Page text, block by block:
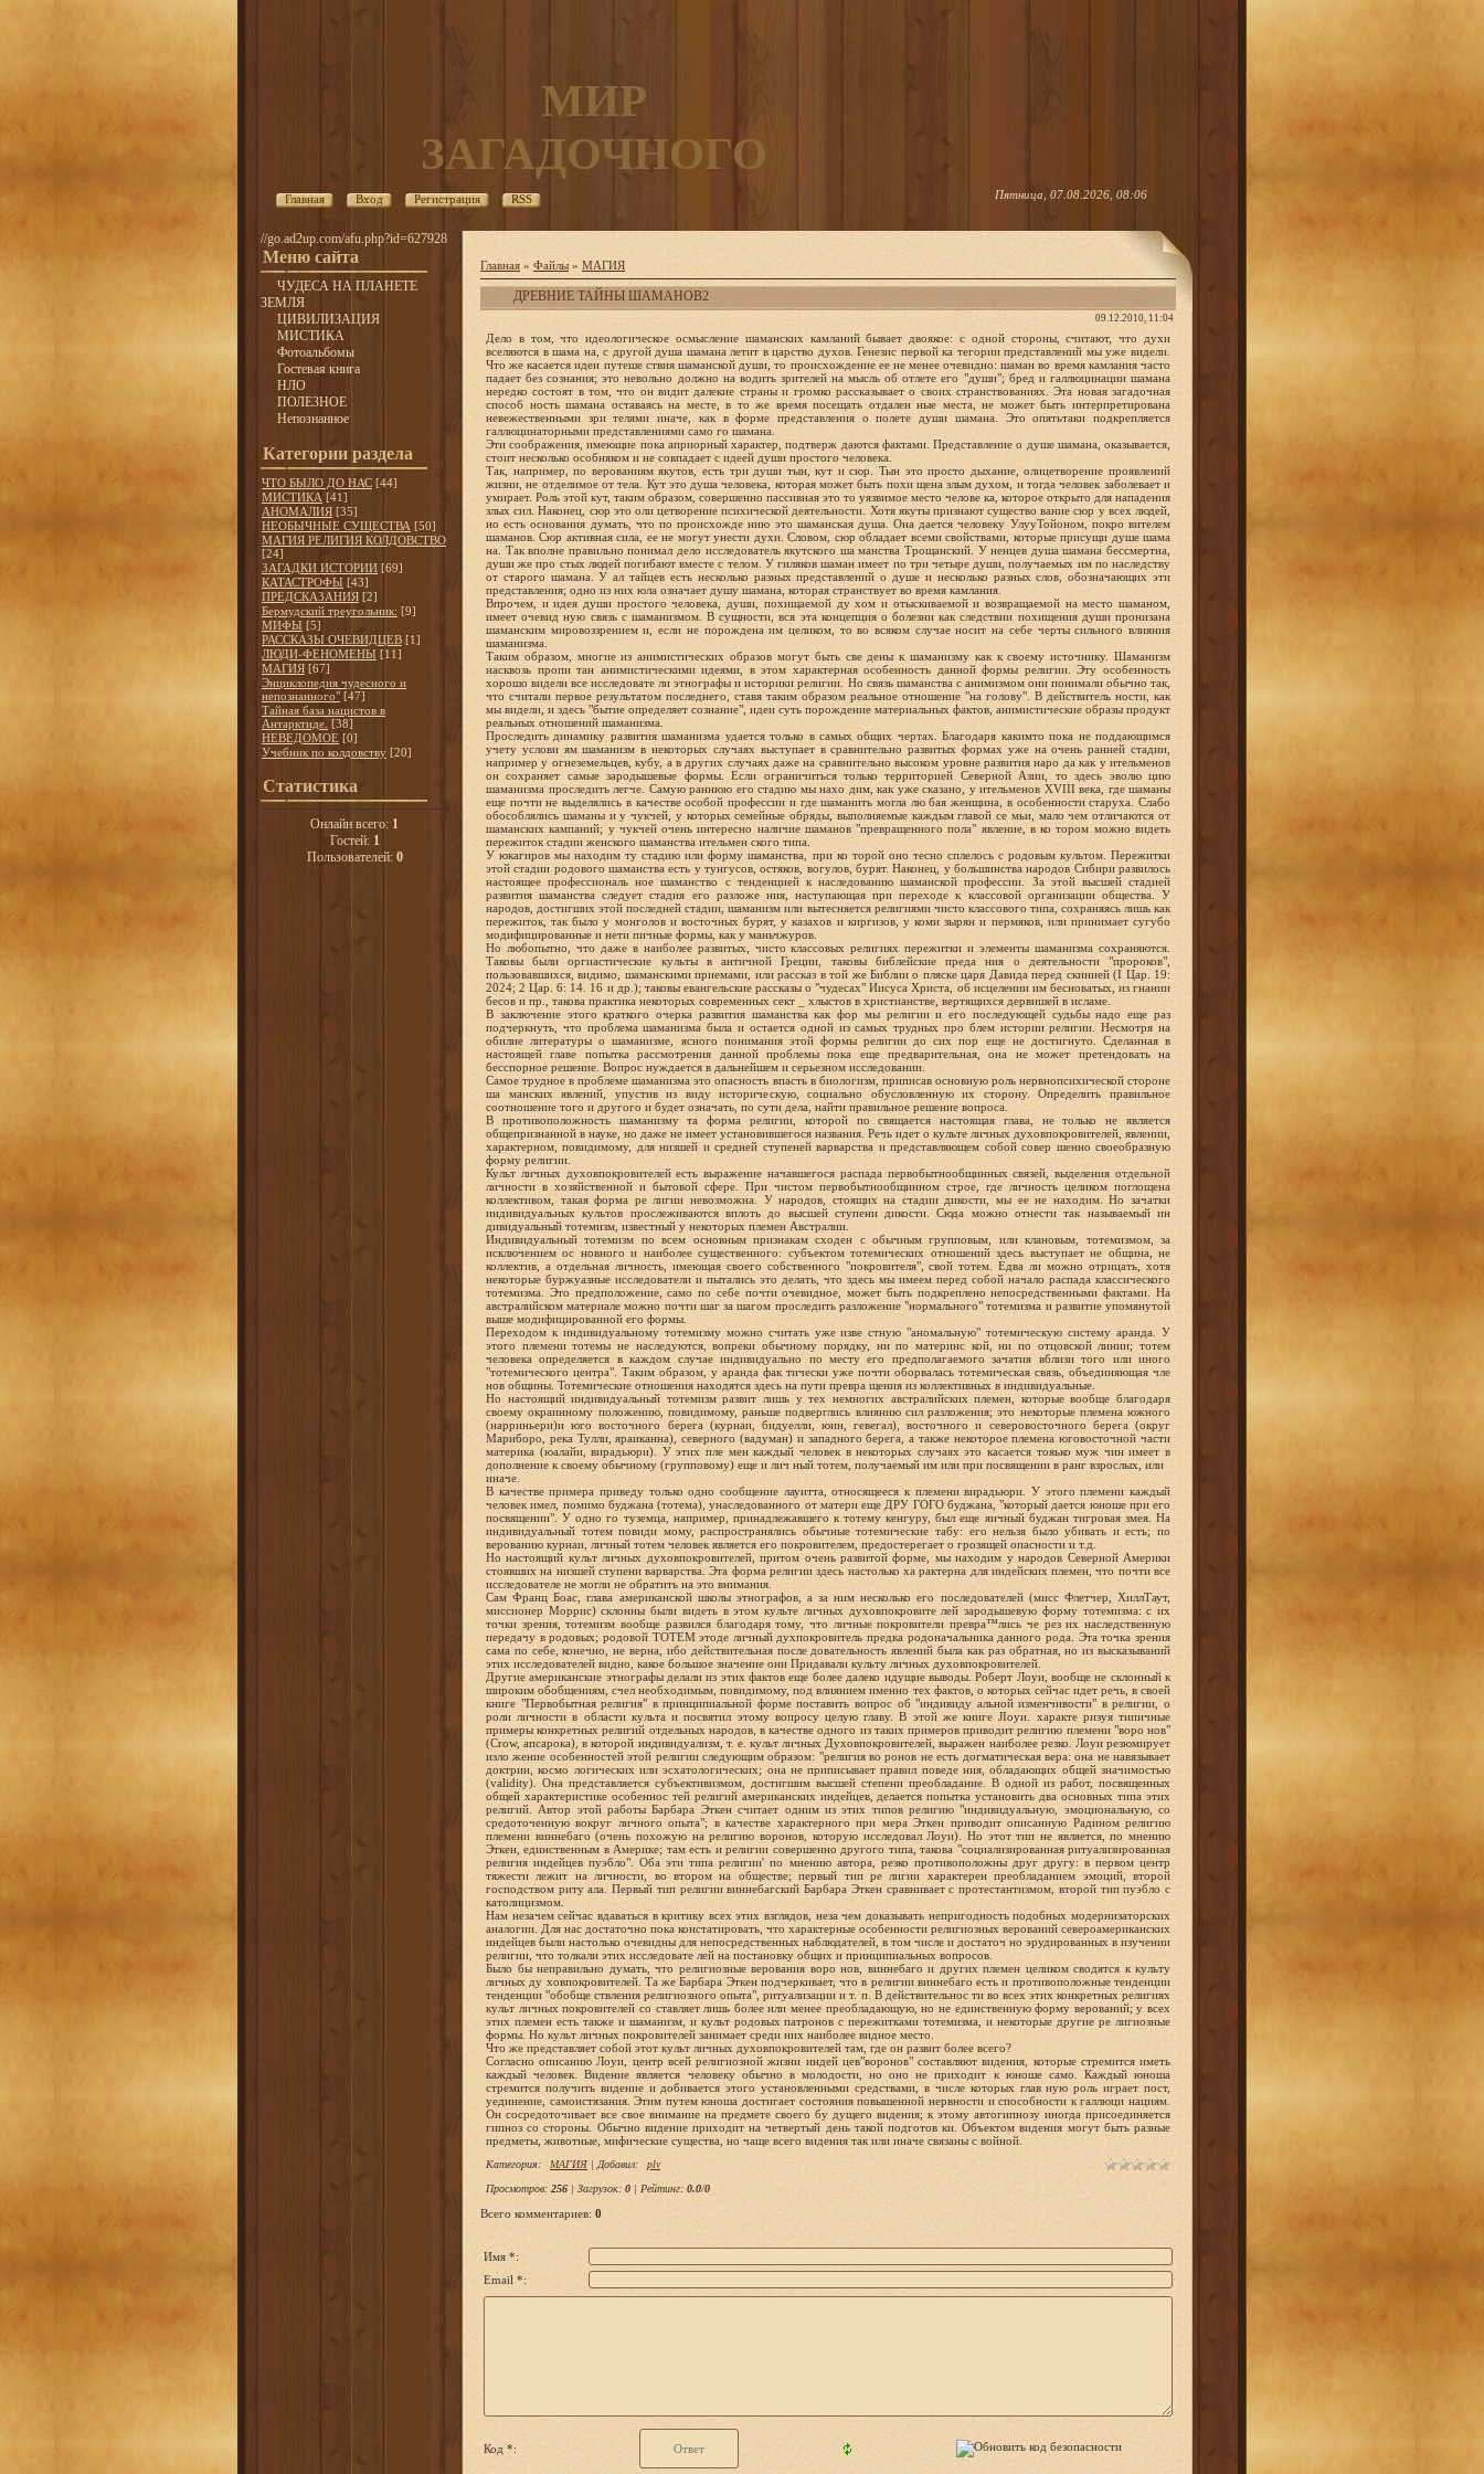
МИР
ЗАГАДОЧНОГО
Главная Вход Регистрация RSS Пятница, 07.08.2026, 08:06
//go.ad2up.com/afu.php?id=627928
Меню сайта
ЧУДЕСА НА ПЛАНЕТЕ
ЗЕМЛЯ
ЦИВИЛИЗАЦИЯ
МИСТИКА
Фотоальбомы
Гостевая книга
НЛО
ПОЛЕЗНОЕ
Непознанное
Категории раздела
ЧТО БЫЛО ДО НАС [44]
МИСТИКА [41]
АНОМАЛИЯ [35]
НЕОБЫЧНЫЕ СУЩЕСТВА [50]
МАГИЯ РЕЛИГИЯ КОЛДОВСТВО
[24]
ЗАГАДКИ ИСТОРИИ [69]
КАТАСТРОФЫ [43]
ПРЕДСКАЗАНИЯ [2]
Бермудский треугольник: [9]
МИФЫ [5]
РАССКАЗЫ ОЧЕВИДЦЕВ [1]
ЛЮДИ-ФЕНОМЕНЫ [11]
МАГИЯ [67]
Энциклопедия чудесного и
непознанного" [47]
Тайная база нацистов в
Антарктиде. [38]
НЕВЕДОМОЕ [0]
Учебник по колдовству [20]
Статистика
Онлайн всего: 1
Гостей: 1
Пользователей: 0
Главная » Файлы » МАГИЯ
ДРЕВНИЕ ТАЙНЫ ШАМАНОВ2
09.12.2010, 11:04
Дело в том, что идеологическое осмысление шаманских камланий бывает двоякое: с одной стороны, считают, что духи
вселяются в шама на, с другой душа шамана летит в царство духов. Генезис первой ка тегории представлений мы уже видели.
Что же касается идеи путеше ствия шаманской души, то происхождение ее не менее очевидно: шаман во время камлания часто
падает без сознания; это невольно должно на водить зрителей на мысль об отлете его "души"; бред и галлюцинации шамана
нередко состоят в том, что он видит далекие страны и громко рассказывает о своих странствованиях. Эта новая загадочная
способ ность шамана оставаясь на месте, в то же время посещать отдален ные места, не может быть интерпретирована
невежественными зри телями иначе, как в форме представления о полете души шамана. Это опятьтаки подкрепляется
галлюцинаторными представлениями само го шамана.
Эти соображения, имеющие пока априорный характер, подтверж даются фактами. Представление о душе шамана, оказывается,
стоит несколько особняком и не совпадает с идеей души простого человека.
Так, например, по верованиям якутов, есть три души тын, кут и сюр. Тын это просто дыхание, олицетворение проявлений
жизни, не отделимое от тела. Кут это душа человека, которая может быть похи щена злым духом, и тогда человек заболевает и
умирает. Роль этой кут, таким образом, совершенно пассивная это то уязвимое место челове ка, которое открыто для нападения
злых сил. Наконец, сюр это оли цетворение психической деятельности. Хотя якуты признают существо вание сюр у всех людей,
но есть основания думать, что по происхожде нию это шаманская душа. Она дается человеку УлууТойоном, покро вителем
шаманов. Сюр активная сила, ее не могут унести духи. Словом, сюр обладает всеми свойствами, которые присущи душе шама
на. Так вполне правильно понимал дело исследователь якутского ша манства Трощанский. У ненцев душа шамана бессмертна,
души же про стых людей погибают вместе с телом. У гиляков шаман имеет по три четыре души, получаемых им по наследству
от старого шамана. У ал тайцев есть несколько разных представлений о душе и несколько разных слов, обозначающих эти
представления; одно из них юла означает душу шамана, которая странствует во время камлания.
Впрочем, и идея души простого человека, души, похищаемой ду хом и отыскиваемой и возвращаемой на место шаманом,
имеет очевид ную связь с шаманизмом. В сущности, вся эта концепция о болезни как следствии похищения души пронизана
шаманским мировоззрением и, если не порождена им целиком, то во всяком случае носит на себе черты сильного влияния
шаманизма.
Таким образом, многие из анимистических образов могут быть све дены к шаманизму как к своему источнику. Шаманизм
насквозь пропи тан анимистическими идеями, в этом характерная особенность данной формы религии. Эту особенность
хорошо видели все исследовате ли этнографы и историки религии. Но связь шаманства с анимизмом они понимали обычно так,
что считали первое результатом последнего, ставя таким образом реальное отношение "на голову". В действитель ности, как
мы видели, и здесь "бытие определяет сознание", идеи суть порождение материальных фактов, анимистические образы продукт
реальных отношений шаманизма.
Проследить динамику развития шаманизма удается только в самых общих чертах. Благодаря какимто пока не поддающимся
учету услови ям шаманизм в некоторых случаях выступает в сравнительно развитых формах уже на очень ранней стадии,
например у огнеземельцев, кубу, а в других случаях даже на сравнительно высоком уровне развития наро да как у ительменов
он сохраняет самые зародышевые формы. Если ограничиться только территорией Северной Азии, то здесь эволю цию
шаманизма проследить легче. Самую раннюю его стадию мы нахо дим, как уже сказано, у ительменов XVIII века, где шаманы
еще почти не выделялись в качестве особой профессии и где шаманить могла лю бая женщина, в особенности старуха. Слабо
обособлялись шаманы и у чукчей, у которых семейные обряды, выполняемые каждым главой се мьи, мало чем отличаются от
шаманских кампаний; у чукчей очень интересно наличие шаманов "превращенного пола" явление, в ко тором можно видеть
пережиток стадии женского шаманства ительмен ского типа.
У юкагиров мы находим ту стадию или форму шаманства, при ко торой оно тесно сплелось с родовым культом. Пережитки
этой стадии родового шаманства есть у тунгусов, остяков, вогулов, бурят. Наконец, у большинства народов Сибири развилось
настоящее профессиональ ное шаманство с тенденцией к наследованию шаманской профессии. За этой высшей стадией
развития шаманства следует стадия его разложе ния, наступающая при переходе к классовой организации общества. У
народов, достигших этой последней стадии, шаманизм или вытесняется религиями чисто классового типа, сохраняясь лишь как
пережиток, так было у монголов и восточных бурят, у казахов и киргизов, у коми зырян и пермяков, или принимает сугубо
модифицированные и нети пичные формы, как у маньчжуров.
Но любопытно, что даже в наиболее развитых, чисто классовых религиях пережитки и элементы шаманизма сохраняются.
Таковы были оргиастические культы в античной Греции, таковы библейские преда ния о деятельности "пророков",
пользовавшихся, видимо, шаманскими приемами, или рассказ в той же Библии о пляске царя Давида перед скинией (I Цар. 19:
2024; 2 Цар. 6: 14. 16 и др.); таковы евангельские рассказы о "чудесах" Иисуса Христа, об исцелении им бесноватых, из гнании
бесов и пр., такова практика некоторых современных сект _ хлыстов в христианстве, вертящихся дервишей в исламе.
В заключение этого краткого очерка развития шаманства как фор мы религии и его последующей судьбы надо еще раз
подчеркнуть, что проблема шаманизма была и остается одной из самых трудных про блем истории религии. Несмотря на
обилие литературы о шаманизме, ясного понимания этой формы религии до сих пор еще не достигнуто. Сделанная в
настоящей главе попытка рассмотрения данной проблемы пока еще предварительная, она не может претендовать на
бесспорное решение. Вопрос нуждается в дальнейшем и серьезном исследовании.
Самое трудное в проблеме шаманизма это опасность впасть в биологизм, приписав основную роль нервнопсихической стороне
ша манских явлений, упустив из виду историческую, социально обусловленную их сторону. Определить правильное
соотношение того и другого и будет означать, по сути дела, найти правильное решение вопроса.
В противоположность шаманизму та форма религии, которой по свящается настоящая глава, не только не является
общепризнанной в науке, но даже не имеет установившегося названия. Речь идет о культе личных духовпокровителей, явлении,
характерном, повидимому, для низшей и средней ступеней варварства и представляющем собой совер шенно своеобразную
форму религии.
Культ личных духовпокровителей есть выражение начавшегося распада первобытнообщинных связей, выделения отдельной
личности в хозяйственной и бытовой сфере. При чистом первобытнообщинном строе, где личность целиком поглощена
коллективом, такая форма ре лигии невозможна. У народов, стоящих на стадии дикости, мы ее не находим. Но зачатки
индивидуальных культов прослеживаются вплоть до высшей ступени дикости. Сюда можно отнести так называемый ин
дивидуальный тотемизм, известный у некоторых племен Австралии.
Индивидуальный тотемизм по всем основным признакам сходен с обычным групповым, или клановым, тотемизмом, за
исключением ос новного и наиболее существенного: субъектом тотемических отношений здесь выступает не община, не
коллектив, а отдельная личность, имеющая своего собственного "покровителя", свой тотем. Едва ли можно отрицать, хотя
некоторые буржуазные исследователи и пытались это делать, что здесь мы имеем перед собой начало распада классического
тотемизма. Это предположение, само по себе почти очевидное, может быть подкреплено непосредственными фактами. На
австралийском материале можно почти шаг за шагом проследить разложение "нормального" тотемизма и развитие упомянутой
выше модифицированной его формы.
Переходом к индивидуальному тотемизму можно считать уже изве стную "аномальную" тотемическую систему аранда. У
этого племени тотемы не наследуются, вопреки обычному порядку, ни по материнс кой, ни по отцовской линии; тотем
человека определяется в каждом случае индивидуально по месту его предполагаемого зачатия вблизи того или иного
"тотемического центра". Таким образом, у аранда фак тически уже почти оборвалась тотемическая связь, объединяющая чле
нов общины. Тотемические отношения находятся здесь на пути превра щения из коллективных в индивидуальные.
Но настоящий индивидуальный тотемизм развит лишь у тех немногих австралийских племен, которые вообще благодаря
своему окраинному положению, повидимому, раньше подверглись влиянию сил разложения; это некоторые племена южного
(нарриньери)и юго восточного берега (курнаи, бидуелли, юин, гевегал), восточного и северовосточного берега (округ
Мариборо, река Тулли, яраиканна), северного (вадуман) и западного берега, а также некоторое племена юговосточной части
материка (юалайи, вирадьюри). У этих пле мен каждый человек в некоторых случаях это касается тояько муж чин имеет в
дополнение к своему обычному (групповому) еще и лич ный тотем, получаемый им или при посвящении в ранг взрослых, или
иначе.
В качестве примера приведу только одно сообщение лауитта, относящееся к племени вирадьюри. У этого племени каждый
человек имел, помимо буджана (тотема), унаследованного от матери еще ДРУ ГОГО буджана, "который дается юноше при его
посвящении". У одно го туземца, например, принадлежавшего к тотему кенгуру, был еще яичный буджан тигровая змея. На
индивидуальный тотем повиди мому, распространялись обычные тотемические табу: его нельзя было убивать и есть; по
верованию курнаи, личный тотем человек является его покровителем, предостерегает о грозящей опасности и т.д.
Но настоящий культ личных духовпокровителей, притом очень развитой форме, мы находим у народов Северной Америки
стоявших на низшей ступени варварства. Эта форма религии здесь настолько ха рактерна для индейских племен, что почти все
исследователе не могли не обратить на это внимания.
Сам Франц Боас, глава американской школы этнографов, а за ним несколько его последователей (мисс Флетчер, ХиллТаут,
миссионер Моррис) склонны были видеть в этом культе личных духовпокровите лей зародышевую форму тотемизма: с их
точки зрения, тотемизм вообще развился благодаря тому, что личные покровители превра™лись че рез их наследственную
передачу в родовых; родовой ТОТЕМ этоде личный духпокровитель предка родоначальника данного рода. Эта точка зрения
сама по себе, конечно, не верна, ибо действительная после довательность явлений была как раз обратная, но из высказываний
этих исследователей видно, какое большое значение они Придавали культу личных духовпокровителей.
Другие американские этнографы делали из этих фактов еще более далеко идущие выводы. Роберт Лоуи, вообще не склонный к
широким обобщениям, счел необходимым, повидимому, под влиянием именно тех фактов, о которых сейчас идет речь, в своей
книге "Первобытная религия" в принципиальной форме поставить вопрос об "индивиду альной изменчивости" в религии, о
роли личности в области культа и посвятил этому вопросу целую главу. В этой же книге JIoyи. характе ризуя типичные
примеры конкретных религий отдельных народов, в качестве одного из таких примеров приводит религию племени "воро нов"
(Crow, апсарока), в которой индивидуализм, т. е. культ личных Духовпокровителей, выражен наиболее резко. Лоуи резюмирует
изло жение особенностей этой религии следующим образом: "религия во ронов не есть догматическая вера: она не навязывает
доктрин, космо логических или эсхатологических; она не приписывает правил поведе ния, обладающих общей значимостью
(validity). Она представляется субъективизмом, достигшим высшей степени преобладание. В одной из работ, посвященных
общей характеристике особеннос тей религий американских индейцев, делается попытка установить два основных типа этих
религий. Автор этой работы Барбара Эткен считает одним из этих типов религию "индивидуальную, эмоциональную, со
средоточенную вокруг личного опыта"; в качестве характерного при мера Эткен приводит описанную Радином религию
племени виннебаго (очень похожую на религию воронов, которую исследовал Лоуи). Но этот тип не является, по мнению
Эткен, единственным в Америке; там есть и религии совершенно другого типа, такова "социализированная ритуализированная
религия индейцев пуэбло". Оба эти типа религии' по мнению автора, резко противоположны друг другу: в первом центр
тяжести лежит на личности, во втором на обществе; первый тип ре лигии характерен преобладанием эмоций, второй
господством риту ала. Первый тип религии виннебагский Барбара Эткен сравнивает с протестантизмом, второй тип пуэбло с
католицизмом.
Нам незачем сейчас вдаваться в критику всех этих взглядов, неза чем доказывать непригодность подобных модернизаторских
аналогии. Для нас достаточно пока констатировать, что характерные особенности религиозных верований североамериканских
индейцев были настолько очевидны для непосредственных наблюдателей, в том числе и достаточ но эрудированных в изучении
религии, что толкали этих исследовате лей на постановку общих и принципиальных вопросов.
Было бы неправильно думать, что религиозные верования воро нов, виннебаго и других племен целиком сводятся к культу
личных ду ховпокровителей. Та же Барбара Эткен подчеркивает, что в религии виннебаго есть и противоположные тенденции
тенденции "обобще ствления религиозного опыта", ритуализации и т. п. В действительнос ти во всех этих конкретных религиях
культ личных покровителей со ставляет лишь более или менее преобладающую, но не единственную форму верований; у всех
этих племен есть также и шаманизм, и культ родовых патронов с пережитками тотемизма, и некоторые другие ре лигиозные
формы. Но культ личных покровителей занимает среди них наиболее видное место.
Что же представляет собой этот культ личных духовпокровителей там, где он развит более всего?
Согласно описанию Лоуи, центр всей религиозной жизни индей цев"воронов" составляют видения, которые стремится иметь
каждый человек. Видение является человеку обычно в молодости, но оно не приходит к юноше само. Каждый юноша
стремится получить видение и добивается этого установленными средствами, в числе которых глав ную роль играет пост,
уединение, самоистязания. Этим путем юноша достигает состояния повышенной нервности и способности к галлюци нациям.
Он сосредоточивает все свое внимание на предмете своего бу дущего видения; к этому автогипнозу иногда присоединяется
гипноз со стороны. Обычно видение приходит на четвертый день такой подготов ки. Объектом видения могут быть разные
предметы, животные, мифические существа, но чаще всего видения так или иначе связаны с войной.
Категория: МАГИЯ | Добавил:
plv
Просмотров: 256 | Загрузок: 0 | Рейтинг: 0.0/0
Всего комментариев: 0
Имя *:
Email *:
Код *: